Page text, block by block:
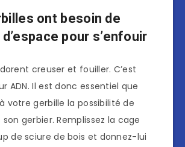
ont besoin de
pour s’enfouir
creuser et fouiller. C’est
ADN. Il est donc essentiel que
votre gerbille la possibilité de
son gerbier. Remplissez la cage
de sciure de bois et donnez-lui